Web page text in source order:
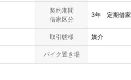
契約期間
借家区分
3年 定期借家
取引態様 媒介
バイク置き場